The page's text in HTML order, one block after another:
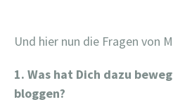
Und hier nun die Fragen von
1. Was hat Dich dazu
bloggen?